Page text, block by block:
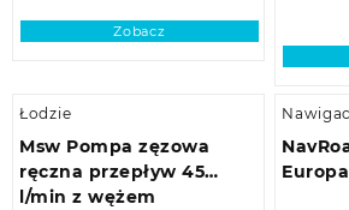
Zobacz
Łodzie
Msw Pompa zęzowa
ręczna przepływ 45
l/min z wężem